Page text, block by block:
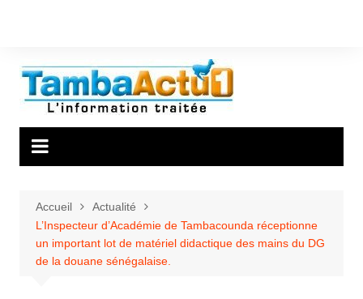
Accueil
Actualité
L’Inspecteur d’Académie de Tambacounda réceptionne
un important lot de matériel didactique des mains du DG
de la douane sénégalaise.